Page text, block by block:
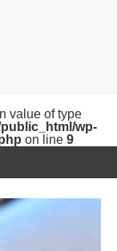
value of type
wp-
on line 9